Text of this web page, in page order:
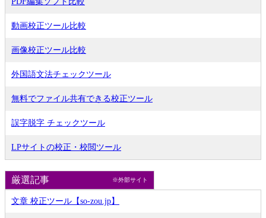
動画校正ツール比較
画像校正ツール比較
外国語文法チェックツール
無料でファイル共有できる校正ツール
誤字脱字 チェックツール
LPサイトの校正・校閲ツール
厳選記事 ※外部サイト
文章 校正ツール【so-zou.jp】